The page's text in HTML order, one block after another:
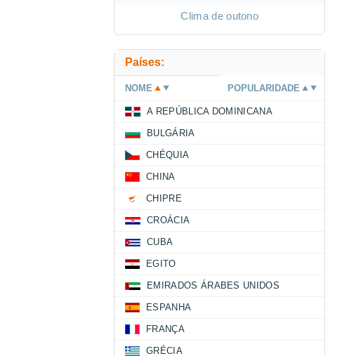
Clima de outono
Países:
NOME POPULARIDADE
A REPÚBLICA DOMINICANA
BULGÁRIA
CHÉQUIA
CHINA
CHIPRE
CROÁCIA
CUBA
EGITO
EMIRADOS ÁRABES UNIDOS
ESPANHA
FRANÇA
GRÉCIA